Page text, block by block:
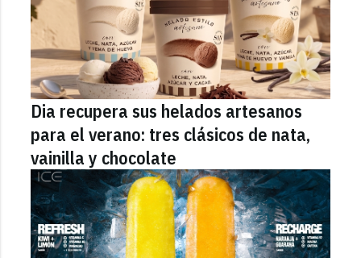
Dia recupera sus helados artesanos
para el verano: tres clásicos de nata,
vainilla y chocolate